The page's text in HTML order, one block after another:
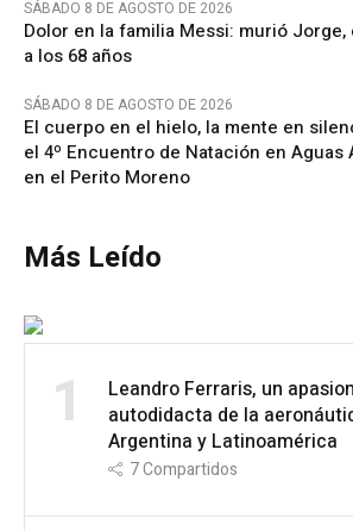
SÁBADO 8 DE AGOSTO DE 2026
Dolor en la familia Messi: murió
a los 68 años
SÁBADO 8 DE AGOSTO DE 2026
El cuerpo en el hielo, la mente en
el 4º Encuentro de Natación en Aguas
en el Perito Moreno
Más Leído
1
Leandro Ferraris, un
autodidacta de la
Argentina y Latinoamérica
7Compartidos